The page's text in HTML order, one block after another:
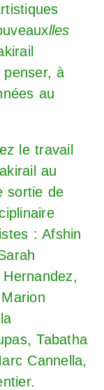
lles
à
au
le travail
au
sortie de
: Afshin
Tabatha
Cannella,